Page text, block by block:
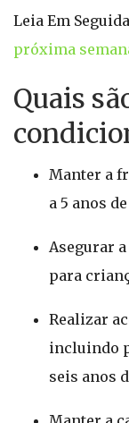
Leia Em
próxima
Quais
Manter a
a 5 anos
Asegurar
para
Realizar
incluindo
seis anos